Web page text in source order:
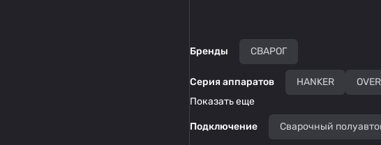
Бренды СВАРОГ
Серия аппаратов HANKER
Показать еще
Подключение Сварочный